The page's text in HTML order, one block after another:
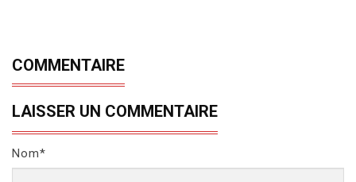
COMMENTAIRE
LAISSER UN COMMENTAIRE
Nom*